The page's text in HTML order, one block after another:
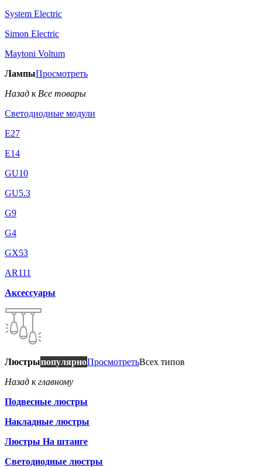
System Electric
Simon Electric
Maytoni Voltum
ЛампыПросмотреть
Назад к Все товары
Светодиодные модули
E27
E14
GU10
GU5.3
G9
G4
GX53
AR111
Аксессуары
ЛюстрыпопулярноПросмотретьВсех типов
Назад к главному
Подвесные люстры
Накладные люстры
Люстры На штанге
Светодиодные люстры